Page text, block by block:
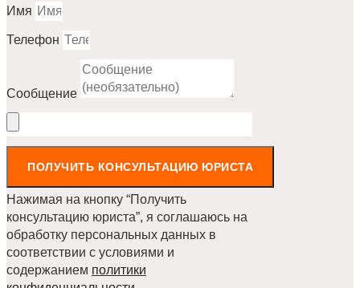
Имя
Телефон
Сообщение
ПОЛУЧИТЬ КОНСУЛЬТАЦИЮ ЮРИСТА
Нажимая на кнопку “Получить
консультацию юриста”, я соглашаюсь на
обработку персональных данных в
соответствии с условиями и
содержанием политики